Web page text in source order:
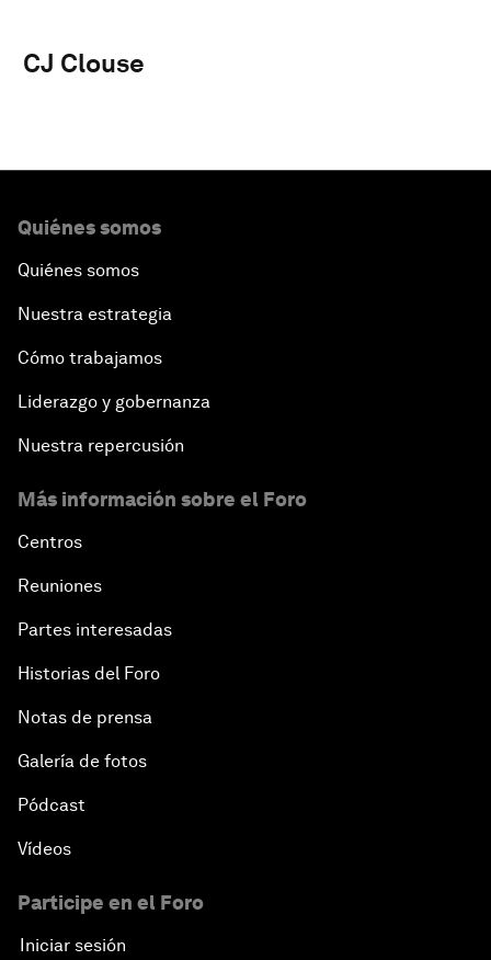
CJ Clouse
Quiénes somos
Quiénes somos
Nuestra estrategia
Cómo trabajamos
Liderazgo y gobernanza
Nuestra repercusión
Más información sobre el Foro
Centros
Reuniones
Partes interesadas
Historias del Foro
Notas de prensa
Galería de fotos
Pódcast
Vídeos
Participe en el Foro
Iniciar sesión